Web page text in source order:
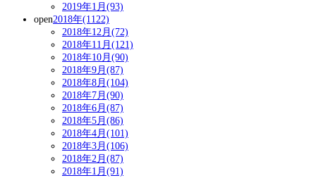
2019年1月(93)
open2018年(1122)
2018年12月(72)
2018年11月(121)
2018年10月(90)
2018年9月(87)
2018年8月(104)
2018年7月(90)
2018年6月(87)
2018年5月(86)
2018年4月(101)
2018年3月(106)
2018年2月(87)
2018年1月(91)